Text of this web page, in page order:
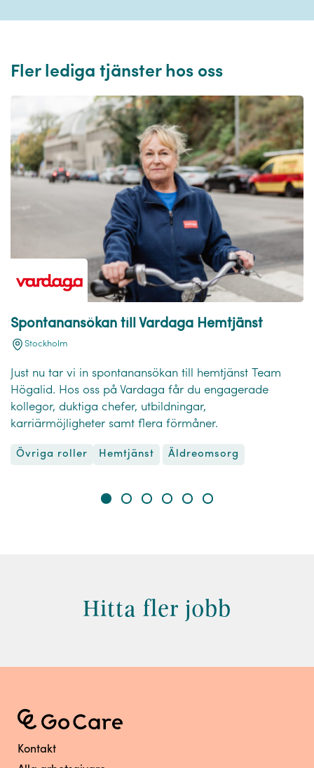
Fler lediga tjänster hos oss
Spontanansökan till Vardaga Hemtjänst
Stockholm
Just nu tar vi in spontanansökan till hemtjänst Team
Högalid. Hos oss på Vardaga får du engagerade
kollegor, duktiga chefer, utbildningar,
karriärmöjligheter samt flera förmåner.
Övriga roller Hemtjänst Äldreomsorg
Hitta fler jobb
Kontakt